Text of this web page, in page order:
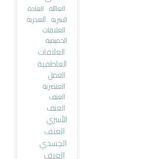
العائلة العادة
السرية العذرية
العلاقات
الحميمية
العلاقات
العاطفية
العمل
العنصرية
العنف
العنف
الأسري
العنف
الجسدي
العنف